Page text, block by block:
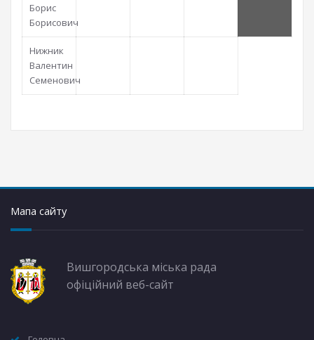
Борис
Борисович
Нижник
Валентин
Семенович
Мапа сайту
Вишгородська міська рада
офіційний веб-сайт